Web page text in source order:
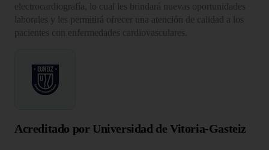
electrocardiografía, lo cual les brindará nuevas oportunidades
laborales y les permitirá ofrecer una atención de calidad a los
pacientes con enfermedades cardiovasculares.
Acreditado por Universidad de Vitoria-Gasteiz